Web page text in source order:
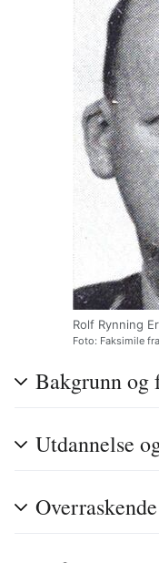
Rolf Rynning
Foto: Faksimile fra
Bakgrunn og
Utdannelse